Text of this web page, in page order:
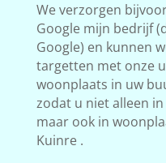
We verzorgen
Google mijn bedrijf
Google) en kunnen
targetten met onze
woonplaats in uw
zodat u niet alleen
maar ook in
Kuinre .